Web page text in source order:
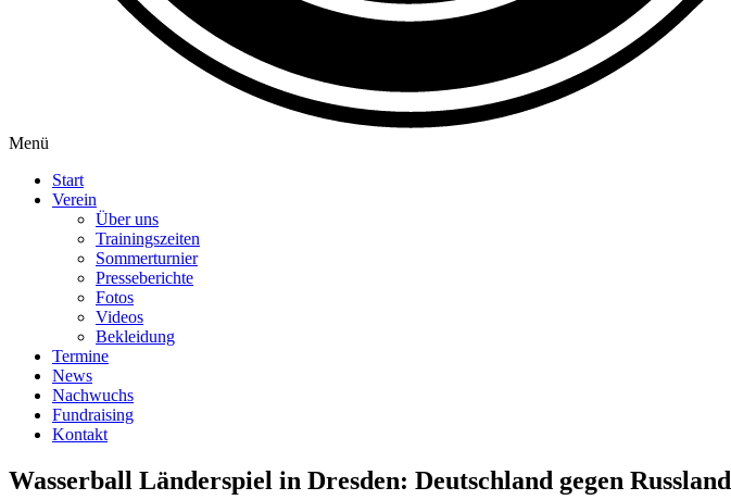
Menü
Start
Verein
Über uns
Trainingszeiten
Sommerturnier
Presseberichte
Fotos
Videos
Bekleidung
Termine
News
Nachwuchs
Fundraising
Kontakt
Wasserball Länderspiel in Dresden: Deutschland gegen Russland